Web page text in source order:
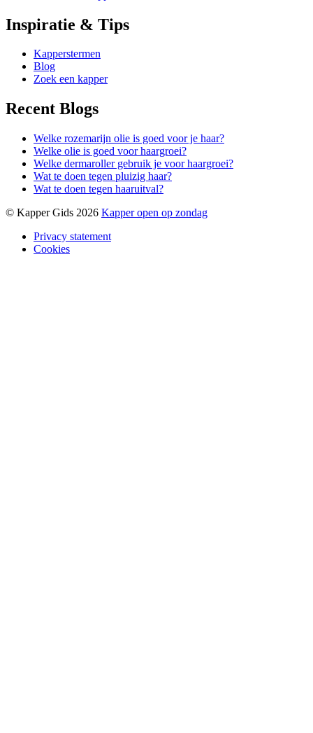
Inspiratie & Tips
Kapperstermen
Blog
Zoek een kapper
Recent Blogs
Welke rozemarijn olie is goed voor je haar?
Welke olie is goed voor haargroei?
Welke dermaroller gebruik je voor haargroei?
Wat te doen tegen pluizig haar?
Wat te doen tegen haaruitval?
© Kapper Gids 2026 Kapper open op zondag
Privacy statement
Cookies